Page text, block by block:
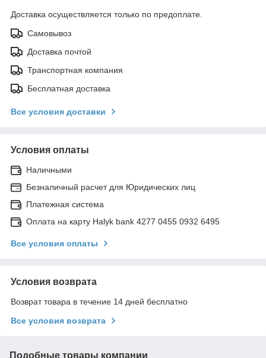
Доставка осуществляется только по предоплате.
Самовывоз
Доставка почтой
Транспортная компания
Бесплатная доставка
Все условия доставки
Условия оплаты
Наличными
Безналичный расчет для Юридических лиц
Платежная система
Оплата на карту Halyk bank 4277 0455 0932 6495
Все условия оплаты
Условия возврата
Возврат товара в течение 14 дней бесплатно
Все условия возврата
Подобные товары компании